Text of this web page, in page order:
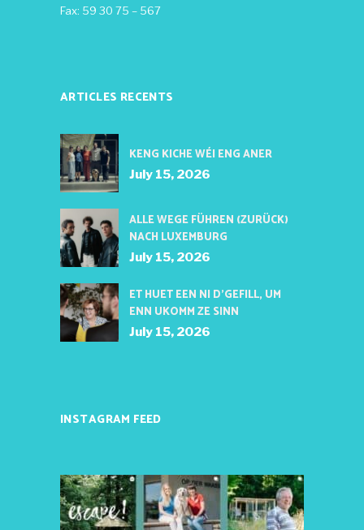
Fax: 59 30 75 – 567
ARTICLES RECENTS
KENG KICHE WÉI ENG ANER
July 15, 2026
ALLE WEGE FÜHREN (ZURÜCK)
NACH LUXEMBURG
July 15, 2026
ET HUET EEN NI D’GEFILL, UM
ENN UKOMM ZE SINN
July 15, 2026
INSTAGRAM FEED